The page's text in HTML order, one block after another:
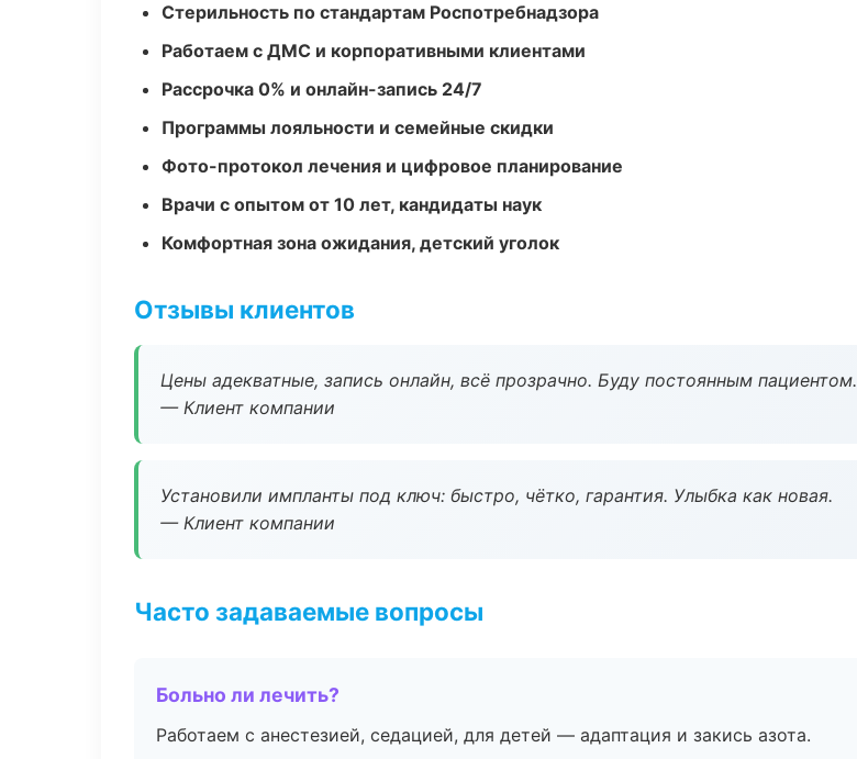
Стерильность по стандартам Роспотребнадзора
Работаем с ДМС и корпоративными клиентами
Рассрочка 0% и онлайн-запись 24/7
Программы лояльности и семейные скидки
Фото-протокол лечения и цифровое планирование
Врачи с опытом от 10 лет, кандидаты наук
Комфортная зона ожидания, детский уголок
Отзывы клиентов
Цены адекватные, запись онлайн, всё прозрачно. Буду постоянным пациентом.
— Клиент компании
Установили импланты под ключ: быстро, чётко, гарантия. Улыбка как новая.
— Клиент компании
Часто задаваемые вопросы
Больно ли лечить?
Работаем с анестезией, седацией, для детей — адаптация и закись азота.